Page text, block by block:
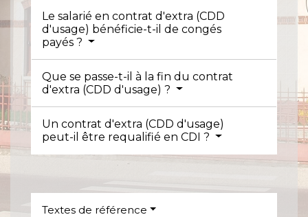
Le salarié en contrat d'extra (CDD
d'usage) bénéficie-t-il de congés
payés ?
Que se passe-t-il à la fin du contrat
d'extra (CDD d'usage) ?
Un contrat d'extra (CDD d'usage)
peut-il être requalifié en CDI ?
Textes de référence